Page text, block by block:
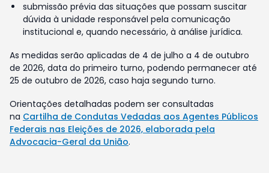
submissão prévia das situações que possam suscitar
dúvida à unidade responsável pela comunicação
institucional e, quando necessário, à análise jurídica.
As medidas serão aplicadas de 4 de julho a 4 de outubro
de 2026, data do primeiro turno, podendo permanecer até
25 de outubro de 2026, caso haja segundo turno.
Orientações detalhadas podem ser consultadas
na Cartilha de Condutas Vedadas aos Agentes Públicos
Federais nas Eleições de 2026, elaborada pela
Advocacia-Geral da União.